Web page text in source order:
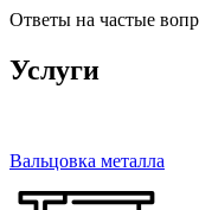
Ответы на частые
Услуги
Вальцовка металла